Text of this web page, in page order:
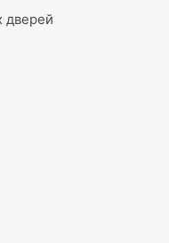
дверей